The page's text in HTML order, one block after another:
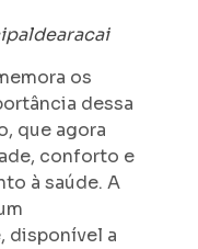
os
dessa
que agora
conforto e
à saúde. A
disponível a